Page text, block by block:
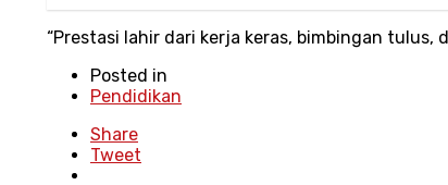
“Prestasi lahir dari kerja keras, bimbingan
Posted in
Pendidikan
Share
Tweet